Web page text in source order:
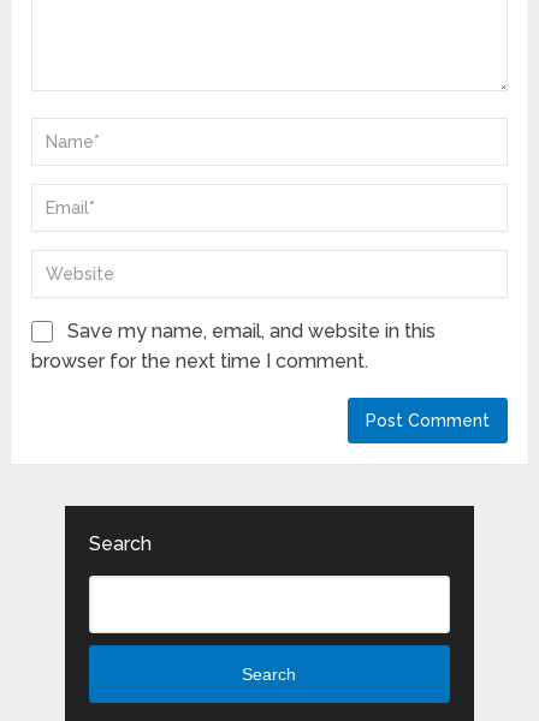
Save my name, email, and website in this
browser for the next time I comment.
Search
Search